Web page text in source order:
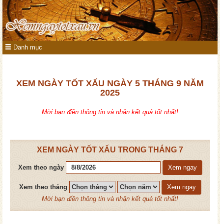
Danh mục
XEM NGÀY TỐT XẤU NGÀY 5 THÁNG 9 NĂM
2025
Mời bạn điền thông tin và nhận kết quả tốt nhất!
XEM NGÀY TỐT XẤU TRONG THÁNG 7
Xem theo ngày Xem ngay
Xem theo tháng
Xem ngay
Mời bạn điền thông tin và nhận kết quả tốt nhất!